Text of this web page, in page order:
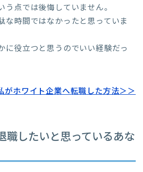
う点では後悔していません。
な時間ではなかったと思っていま
に役立つと思うのでいい経験だっ
がホワイト企業へ転職した方法＞＞
職したいと思っているあな